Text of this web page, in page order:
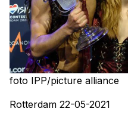
foto IPP/picture alliance
Rotterdam 22-05-2021